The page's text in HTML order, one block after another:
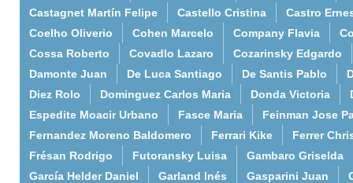
Castagnet Martín Felipe
Castello Cristina
Castro
Coelho Oliverio
Cohen Marcelo Company Flavia
Cossa Roberto
Covadlo Lazaro
Cozarinsky Edgardo
Damonte Juan
De Luca Santiago De Santis Pablo
Diez Rolo
Dominguez Carlos Maria Donda Victoria
Espedite Moacir Urbano
Fasce Maria
Feinman Jose
Fernandez Moreno Baldomero
Ferrari Kike
Ferrer
Frésan Rodrigo
Futoransky Luisa
Gambaro Griselda
García Helder Daniel
Garland Inés Gasparini Juan